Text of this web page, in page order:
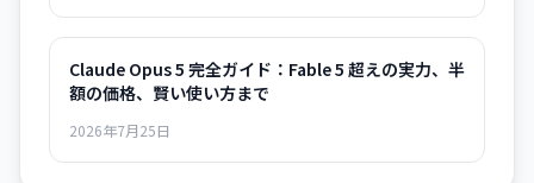
Claude Opus 5 完全ガイド：Fable 5 超えの実力、半
額の価格、賢い使い方まで
2026年7月25日